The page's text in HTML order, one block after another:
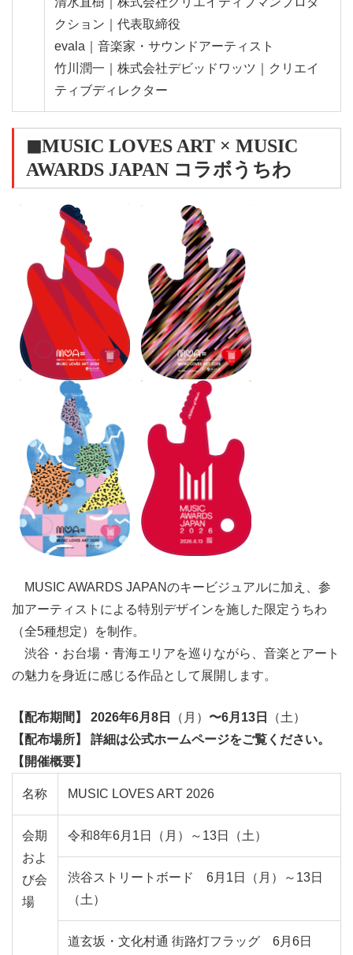
クション｜代表取締役
evala｜音楽家・サウンドアーティスト
竹川潤一｜株式会社デビッドワッツ｜クリエイ
ティブディレクター
◼︎MUSIC LOVES ART × MUSIC
AWARDS JAPAN コラボうちわ
MUSIC AWARDS JAPANのキービジュアルに加え、参
加アーティストによる特別デザインを施した限定うちわ
（全5種想定）を制作。
渋谷・お台場・青海エリアを巡りながら、音楽とアート
の魅力を身近に感じる作品として展開します。
【配布期間】 2026年6月8日 （月） 〜6月13日
（土）
【配布場所】 詳細は公式ホームページをご覧ください。
【開催概要】
名称 MUSIC LOVES ART 2026
会期
およ
び会
場
令和8年6月1日 （月） ～13日 （土）
渋谷ストリートボード 6月1日 （月）
～13日
（土）
道玄坂・文化村通 街路灯フラッグ 6月6日